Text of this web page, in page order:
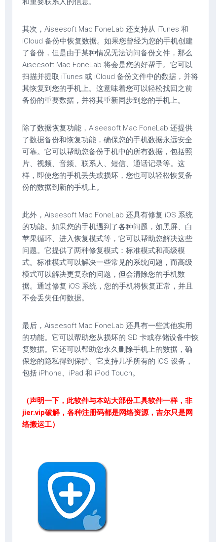
其次，Aiseesoft Mac FoneLab 还支持从 iTunes 和
iCloud 备份中恢复数据。如果您曾经为您的手机创建
了备份，但是由于某种情况无法访问备份文件，那么
Aiseesoft Mac FoneLab 将会是您的好帮手。它可以
扫描并提取 iTunes 或 iCloud 备份文件中的数据，并将
其恢复到您的手机上。这意味着您可以轻松找回之前
备份的重要数据，并将其重新同步到您的手机上。
除了数据恢复功能，Aiseesoft Mac FoneLab 还提供
了数据备份和恢复功能，确保您的手机数据永远安全
可靠。它可以帮助您备份手机中的所有数据，包括照
片、视频、音频、联系人、短信、通话记录等。这
样，即使您的手机丢失或损坏，您也可以轻松恢复备
份的数据到新的手机上。
此外，Aiseesoft Mac FoneLab 还具有修复 iOS 系统
的功能。如果您的手机遇到了各种问题，如黑屏、白
苹果循环、进入恢复模式等，它可以帮助您解决这些
问题。它提供了两种修复模式：标准模式和高级模
式。标准模式可以解决一些常见的系统问题，而高级
模式可以解决更复杂的问题，但会清除您的手机数
据。通过修复 iOS 系统，您的手机将恢复正常，并且
不会丢失任何数据。
最后，Aiseesoft Mac FoneLab 还具有一些其他实用
的功能。它可以帮助您从损坏的 SD 卡或存储设备中恢
复数据。它还可以帮助您永久删除手机上的数据，确
保您的隐私得到保护。它支持几乎所有的 iOS 设备，
包括 iPhone、iPad 和 iPod Touch。
（声明一下，此软件与本站大部份工具软件一样，非
jier.vip破解，各种注册码都是网络资源，吉尔只是网
络搬运工）